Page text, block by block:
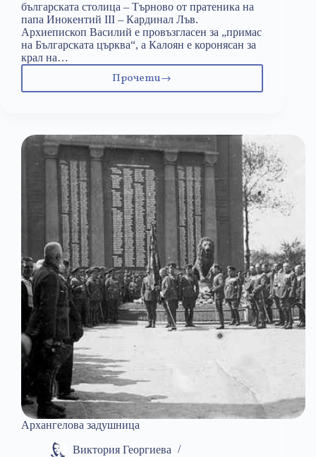
българската столица – Търново от пратеника на
папа Инокентий III – Кардинал Лъв.
Архиепископ Василий е провъзгласен за „примас
на Българската църква“, а Калоян е коронясан за
крал на…
Прочети
8
Архангелова задушница
Виктория Георгиева